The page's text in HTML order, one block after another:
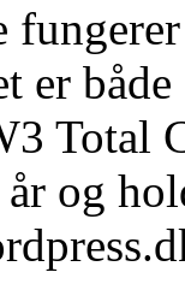
er
Total
og